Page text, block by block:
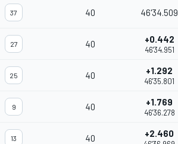
37 40 46'34.509
27 40 +0.442
46'34.951
25 40 +1.292
46'35.801
9 40 +1.769
46'36.278
13 40 +2.460